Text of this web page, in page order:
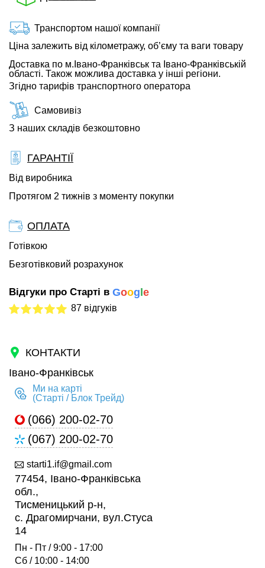
Транспортом нашої компанії
Ціна залежить від кілометражу, об’єму та ваги товару
Доставка по м.Івано-Франківськ та Івано-Франківській
області. Також можлива доставка у інші регіони.
Згідно тарифів транспортного оператора
Самовивіз
З наших складів безкоштовно
ГАРАНТІЇ
Від виробника
Протягом 2 тижнів з моменту покупки
ОПЛАТА
Готівкою
Безготівковий розрахунок
Відгуки про Старті в Goog e
87 відгуків
КОНТАКТИ
Івано-Франківськ
Ми на карті
(Старті / Блок Трейд)
(066) 200-02-70
(067) 200-02-70
starti1.if@gmail.com
77454, Івано-Франківська
обл.,
Тисменицький р-н,
c. Драгомирчани, вул.Стуса
14
Пн - Пт / 9:00 - 17:00
Сб / 10:00 - 14:00